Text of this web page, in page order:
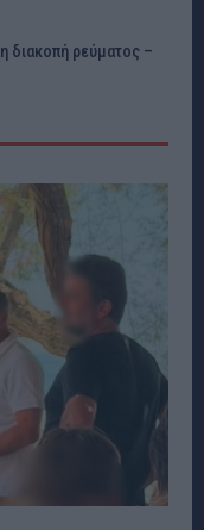
διακοπή ρεύματος –